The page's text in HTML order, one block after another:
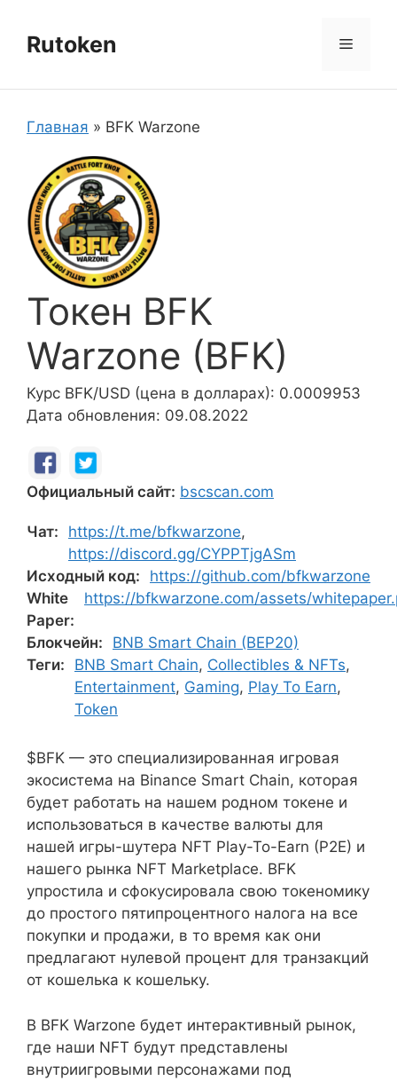
содержимому
Rutoken Меню
Главная » BFK Warzone
Токен BFK
Warzone (BFK)
Курс BFK/USD (цена в долларах): 0.0009953
Дата обновления: 09.08.2022
Официальный сайт: bscscan.com
Чат: https://t.me/bfkwarzone,
https://discord.gg/CYPPTjgASm
Исходный код:
https://github.com/bfkwarzone
White
Paper:
https://bfkwarzone.com/assets/
Блокчейн:
BNB Smart Chain (BEP20)
Теги:
BNB Smart Chain, Collectibles & NFTs,
Entertainment, Gaming, Play To Earn,
Token
$BFK — это специализированная игровая
экосистема на Binance Smart Chain, которая
будет работать на нашем родном токене и
использоваться в качестве валюты для
нашей игры-шутера NFT Play-To-Earn (P2E) и
нашего рынка NFT Marketplace. BFK
упростила и сфокусировала свою токеномику
до простого пятипроцентного налога на все
покупки и продажи, в то время как они
предлагают нулевой процент для транзакций
от кошелька к кошельку.
В BFK Warzone будет интерактивный рынок,
где наши NFT будут представлены
внутриигровыми персонажами под